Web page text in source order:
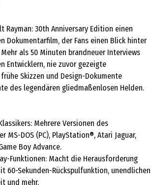
Rayman: 30th Anniversary Edition einen
Dokumentarfilm, der Fans einen Blick hinter
als 50 Minuten brandneuer Interviews
Entwicklern, nie zuvor gezeigte
Skizzen und Design-Dokumente
des legendären gliedmaßenlosen Helden.
Mehrere Versionen des
MS-DOS (PC), PlayStation®, Atari Jaguar,
Boy Advance.
Funktionen: Macht die Herausforderung
60-Sekunden-Rückspulfunktion, unendlichen
und mehr.